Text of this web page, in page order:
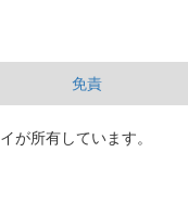
免責
が所有しています。